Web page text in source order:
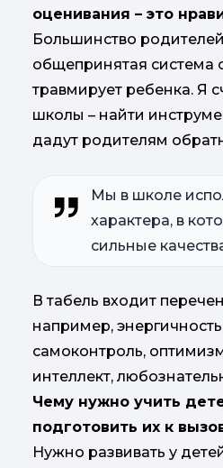
оценивания – это
Большинство
общепринятая система
травмирует ребенка. Я
школы – найти
дадут родителям
Мы в школе
характера, в
сильные
В табель входит
например,
самоконтроль,
интеллект,
Чему нужно учить
подготовить их к
Нужно развивать у